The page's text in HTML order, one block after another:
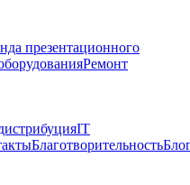
презентационного
Ремонт
IT
Благотворительность